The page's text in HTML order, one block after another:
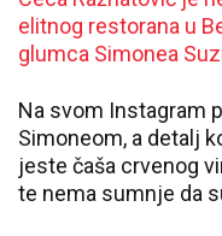
elitnog restorana u
glumca Simonea
Na svom Instagram
Simoneom, a detalj
jeste čaša crvenog
te nema sumnje da